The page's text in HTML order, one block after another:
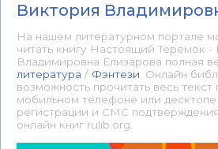
Виктория
На нашем литературном портале
читать книгу Настоящий Теремок -
Владимировна Елизарова полная
литература / Фэнтези . Онлайн
возможность прочитать весь текст
мобильном телефоне или
регистрации и СМС
онлайн книг rulib.org.